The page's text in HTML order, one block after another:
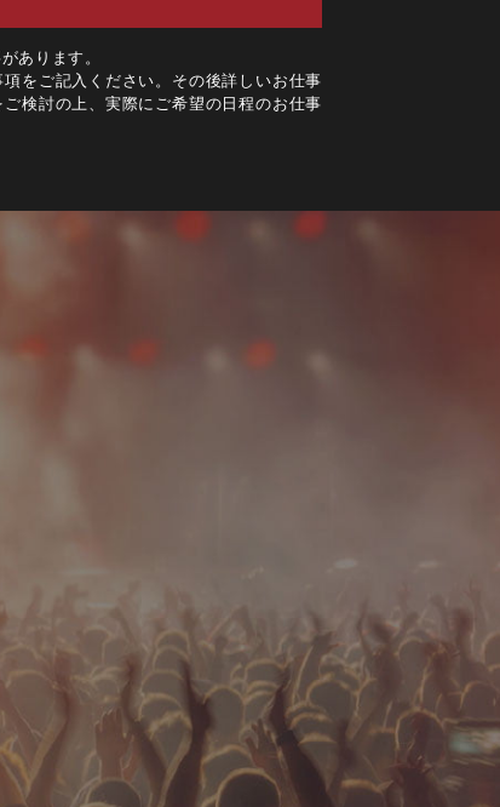
あります。
をご記入ください。その後詳しいお仕事
検討の上、実際にご希望の日程のお仕事